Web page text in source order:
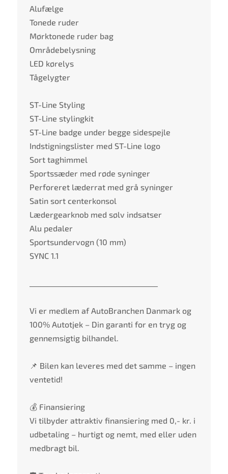
Alufælge
Tonede ruder
Mørktonede ruder bag
Områdebelysning
LED kørelys
Tågelygter
ST-Line Styling
ST-Line stylingkit
ST-Line badge under begge sidespejle
Indstigningslister med ST-Line logo
Sort taghimmel
Sportssæder med røde syninger
Perforeret læderrat med grå syninger
Satin sort centerkonsol
Lædergearknob med sølv indsatser
Alu pedaler
Sportsundervogn (10 mm)
SYNC 1.1
Vi er medlem af AutoBranchen Danmark og
100% Autotjek – Din garanti for en tryg og
gennemsigtig bilhandel.
📌 Bilen kan leveres med det samme – ingen
ventetid!
💰 Finansiering
Vi tilbyder attraktiv finansiering med 0,- kr. i
udbetaling – hurtigt og nemt, med eller uden
medbragt bil.